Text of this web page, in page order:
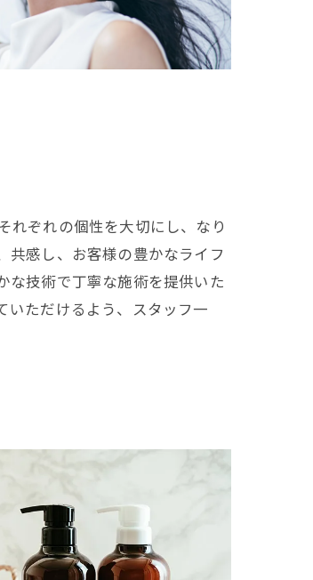
れぞれの個性を大切にし、なり
共感し、お客様の豊かなライフ
な技術で丁寧な施術を提供いた
いただけるよう、スタッフ一